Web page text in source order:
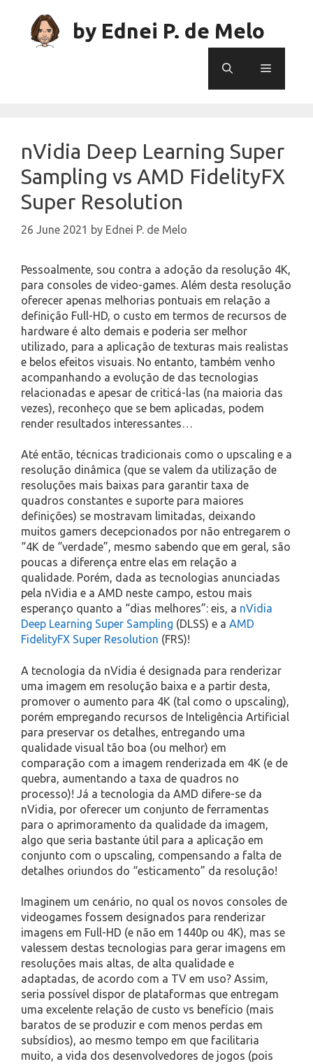
content
by Ednei P. de Melo
Menu
nVidia Deep Learning Super
Sampling vs AMD FidelityFX
Super Resolution
26 June 2021 by Ednei P. de Melo
Pessoalmente, sou contra a adoção da resolução 4K,
para consoles de video-games. Além desta resolução
oferecer apenas melhorias pontuais em relação a
definição Full-HD, o custo em termos de recursos de
hardware é alto demais e poderia ser melhor
utilizado, para a aplicação de texturas mais realistas
e belos efeitos visuais. No entanto, também venho
acompanhando a evolução de das tecnologias
relacionadas e apesar de criticá-las (na maioria das
vezes), reconheço que se bem aplicadas, podem
render resultados interessantes…
Até então, técnicas tradicionais como o upscaling e a
resolução dinâmica (que se valem da utilização de
resoluções mais baixas para garantir taxa de
quadros constantes e suporte para maiores
definições) se mostravam limitadas, deixando
muitos gamers decepcionados por não entregarem o
“4K de “verdade”, mesmo sabendo que em geral, são
poucas a diferença entre elas em relação a
qualidade. Porém, dada as tecnologias anunciadas
pela nVidia e a AMD neste campo, estou mais
esperanço quanto a “dias melhores”: eis, a nVidia
Deep Learning Super Sampling (DLSS) e a AMD
FidelityFX Super Resolution (FRS)!
A tecnologia da nVidia é designada para renderizar
uma imagem em resolução baixa e a partir desta,
promover o aumento para 4K (tal como o upscaling),
porém empregando recursos de Inteligência Artificial
para preservar os detalhes, entregando uma
qualidade visual tão boa (ou melhor) em
comparação com a imagem renderizada em 4K (e de
quebra, aumentando a taxa de quadros no
processo)! Já a tecnologia da AMD difere-se da
nVidia, por oferecer um conjunto de ferramentas
para o aprimoramento da qualidade da imagem,
algo que seria bastante útil para a aplicação em
conjunto com o upscaling, compensando a falta de
detalhes oriundos do “esticamento” da resolução!
Imaginem um cenário, no qual os novos consoles de
videogames fossem designados para renderizar
imagens em Full-HD (e não em 1440p ou 4K), mas se
valessem destas tecnologias para gerar imagens em
resoluções mais altas, de alta qualidade e
adaptadas, de acordo com a TV em uso? Assim,
seria possível dispor de plataformas que entregam
uma excelente relação de custo vs benefício (mais
baratos de se produzir e com menos perdas em
subsídios), ao mesmo tempo em que facilitaria
muito, a vida dos desenvolvedores de jogos (pois